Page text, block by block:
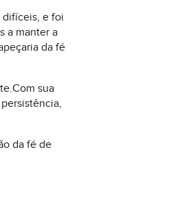
difíceis, e foi
a manter a
da fé
sua
da fé de